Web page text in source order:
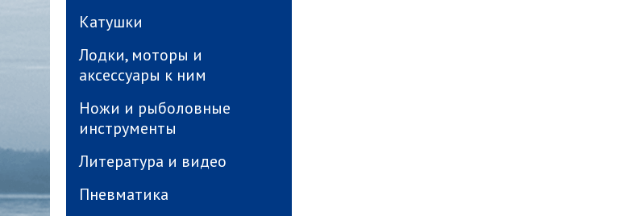
Катушки
Лодки, моторы и
аксессуары к ним
Ножи и рыболовные
инструменты
Литература и видео
Пневматика